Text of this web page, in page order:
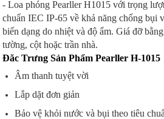
- Loa phóng Pearller H1015 với trọng
chuẩn IEC IP-65 về khả năng chống bụi
biến dạng do nhiệt và độ ẩm. Giá đỡ
tường, cột hoặc trần nhà.
Đăc Trưng Sản Phẩm Pearller H-1015
Âm thanh tuyệt vời
Lắp dặt đơn giản
Bảo vệ khỏi nước và bụi theo tiêu